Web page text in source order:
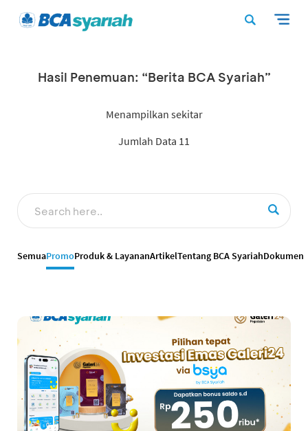
Hasil Penemuan: “Berita BCA Syariah”
Menampilkan sekitar
Jumlah Data 11
SemuaPromoProduk & LayananArtikelTentang BCA SyariahDokumen